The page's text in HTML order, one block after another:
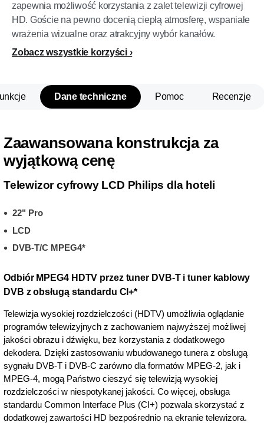
zapewnia możliwość korzystania z zalet telewizji cyfrowej
HD. Goście na pewno docenią ciepłą atmosferę, wspaniałe
wrażenia wizualne oraz atrakcyjny wybór kanałów.
Zobacz wszystkie korzyści
Dane techniczne Pomoc Recenzje
Zaawansowana konstrukcja za
wyjątkową cenę
Telewizor cyfrowy LCD Philips dla hoteli
22" Pro
LCD
DVB-T/C MPEG4*
Odbiór MPEG4 HDTV przez tuner DVB-T i tuner kablowy
DVB z obsługą standardu CI+*
Telewizja wysokiej rozdzielczości (HDTV) umożliwia oglądanie
programów telewizyjnych z zachowaniem najwyższej możliwej
jakości obrazu i dźwięku, bez korzystania z dodatkowego
dekodera. Dzięki zastosowaniu wbudowanego tunera z obsługą
sygnału DVB-T i DVB-C zarówno dla formatów MPEG-2, jak i
MPEG-4, mogą Państwo cieszyć się telewizją wysokiej
rozdzielczości w niespotykanej jakości. Co więcej, obsługa
standardu Common Interface Plus (CI+) pozwala skorzystać z
dodatkowej zawartości HD bezpośrednio na ekranie telewizora.